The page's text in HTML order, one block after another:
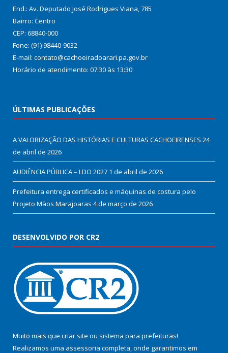
End.: Av. Deputado José Rodrigues Viana, 785
Bairro: Centro
CEP: 68840-000
Fone: (91) 98440-9032
E-mail: contato@cachoeiradoarari.pa.gov.br
Horário de atendimento: 07:30 às 13:30
ÚLTIMAS PUBLICAÇÕES
A VALORIZAÇÃO DAS HISTÓRIAS E CULTURAS CACHOEIRENSES 24
de abril de 2026
AUDIÊNCIA PÚBLICA – LDO 2027 1 de abril de 2026
Prefeitura entrega certificados e máquinas de costura pelo
Projeto Mãos Marajoaras 4 de março de 2026
DESENVOLVIDO POR CR2
Muito mais que criar site ou sistema para prefeituras!
Realizamos uma assessoria completa, onde garantimos em